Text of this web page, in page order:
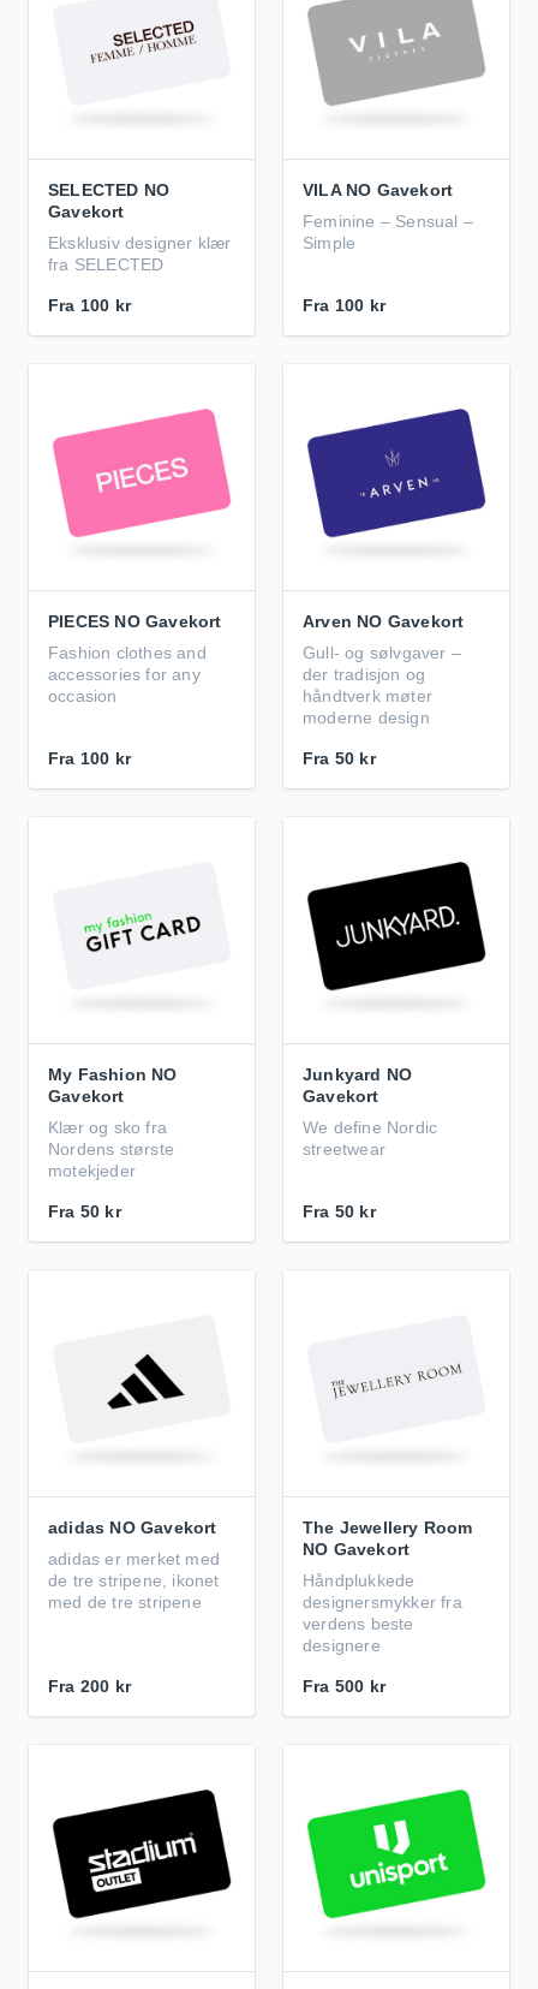
SELECTED NO
Gavekort
Eksklusiv designer klær
fra SELECTED
Fra 100 kr
VILA NO Gavekort
Feminine – Sensual –
Simple
Fra 100 kr
PIECES NO Gavekort
Fashion clothes and
accessories for any
occasion
Fra 100 kr
Arven NO Gavekort
Gull- og sølvgaver –
der tradisjon og
håndtverk møter
moderne design
Fra 50 kr
My Fashion NO
Gavekort
Klær og sko fra
Nordens største
motekjeder
Fra 50 kr
Junkyard NO
Gavekort
We define Nordic
streetwear
Fra 50 kr
adidas NO Gavekort
adidas er merket med
de tre stripene, ikonet
med de tre stripene
Fra 200 kr
The Jewellery Room
NO Gavekort
Håndplukkede
designersmykker fra
verdens beste
designere
Fra 500 kr